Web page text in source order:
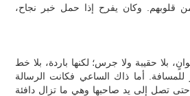
وكان يفرح إذا حمل خبر نجاح،
بلا حقيبة ولا جرس؛ لكنها باردة، بلا خط
للمسافة. أما ذاك الساعي فكانت الرسالة
تصل إلى يد صاحبها وهي ما تزال دافئة